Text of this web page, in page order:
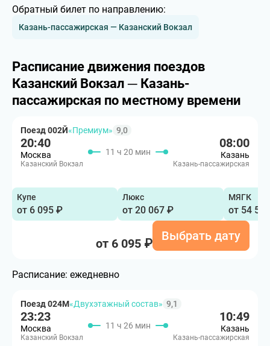
Обратный билет по направлению:
Казань-пассажирская — Казанский Вокзал
Расписание движения поездов
Казанский Вокзал ─ Казань-
пассажирская по местному времени
Поезд 002Й«Премиум» 9,0
20:40
Москва
Казанский Вокзал
11 ч 20 мин
08:00
Казань
Казань-пассажирская
Купе
от 6 095 ₽
Люкс
от 20 067 ₽
МЯГК
от 54
от 6 095 ₽
Выбрать дату
Расписание: ежедневно
Поезд 024М«Двухэтажный состав» 9,1
23:23
Москва
Казанский Вокзал
11 ч 26 мин
10:49
Казань
Казань-пассажирская